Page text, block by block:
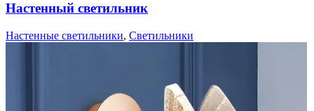
Настенный светильник
Настенные светильники, Светильники